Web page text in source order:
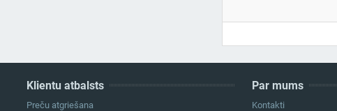
Klientu atbalsts
Preču atgriešana
Par mums
Kontakti